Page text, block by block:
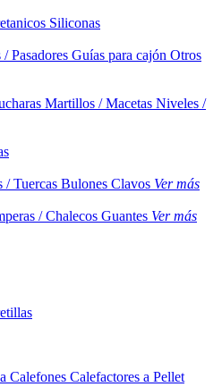
Siliconas
Pasadores Guías para cajón Otros
Martillos / Macetas Niveles /
/ Tuercas Bulones Clavos Ver más
/ Chalecos Guantes Ver más
Calefones Calefactores a Pellet